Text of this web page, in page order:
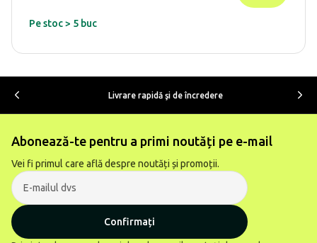
Pe stoc > 5 buc
Livrare rapidă şi de încredere
Abonează-te pentru a primi noutăți pe e-mail
Vei fi primul care află despre noutăți și promoții.
Confirmați